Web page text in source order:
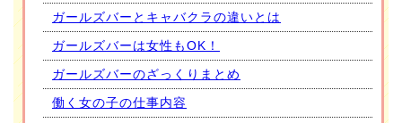
ガールズバーとキャバクラの違いとは
ガールズバーは女性もOK！
ガールズバーのざっくりまとめ
働く女の子の仕事内容